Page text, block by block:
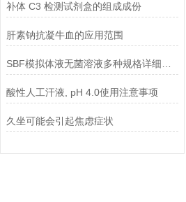
补体 C3 检测试剂盒的组成成份
肝素钠抗凝牛血的应用范围
酸性人工汗液, pH 4.0使用注意事项
久坐可能会引起焦虑症状